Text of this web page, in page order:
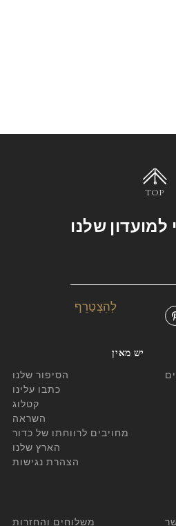
TOP
שלנו
יש מאין
הסיפור שלנו
כתבו עלינו
קטלוג
השראה
מחויבים לרווחתו של כדור
הארץ שלנו
הצהרת נגישות
משלוחים והחזרות